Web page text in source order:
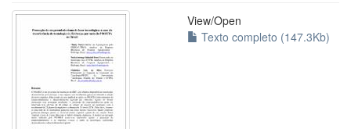
View/Open
Texto completo (147.3Kb)